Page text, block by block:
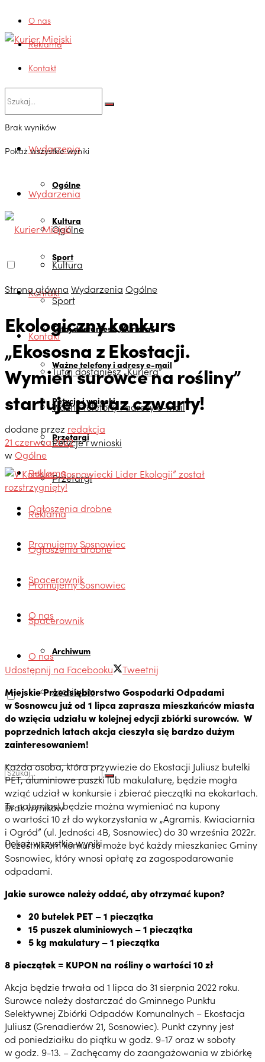
O nas
Reklama
Kontakt
Brak wyników
Pokaż wszystkie wyniki
Wydarzenia
Ogólne
Kultura
Sport
Kontakt
Tutaj dostaniesz „Kuriera”
Ważne telefony i adresy e-mail
Petycje i wnioski
Przetargi
Reklama
Ogłoszenia drobne
Promujemy Sosnowiec
Spacerownik
O nas
Archiwum
Wydarzenia
Ogólne
Kultura
Sport
Kontakt
Tutaj dostaniesz „Kuriera”
Ważne telefony i adresy e-mail
Petycje i wnioski
Przetargi
Reklama
Ogłoszenia drobne
Promujemy Sosnowiec
Spacerownik
O nas
Archiwum
Brak wyników
Pokaż wszystkie wyniki
Strona główna Wydarzenia Ogólne
Ekologiczny konkurs
„Ekososna z Ekostacji.
Wymień surowce na rośliny”
startuje po raz czwarty!
dodane przez redakcja
21 czerwca 2022
wOgólne
Udostępnij na Facebooku
Tweetnij
Miejskie Przedsiębiorstwo Gospodarki Odpadami
w Sosnowcu już od 1 lipca zaprasza mieszkańców miasta
do wzięcia udziału w kolejnej edycji zbiórki surowców. W
poprzednich latach akcja cieszyła się bardzo dużym
zainteresowaniem!
Każda osoba, która przywiezie do Ekostacji Juliusz butelki
PET, aluminiowe puszki lub makulaturę, będzie mogła
wziąć udział w konkursie i zbierać pieczątki na ekokartach.
Te natomiast będzie można wymieniać na kupony
o wartości 10 zł do wykorzystania w „Agramis. Kwiaciarnia
i Ogród” (ul. Jedności 4B, Sosnowiec) do 30 września 2022r.
Uczestnikiem konkursu może być każdy mieszkaniec Gminy
Sosnowiec, który wnosi opłatę za zagospodarowanie
odpadami.
Jakie surowce należy oddać, aby otrzymać kupon?
20 butelek PET – 1 pieczątka
15 puszek aluminiowych – 1 pieczątka
5 kg makulatury – 1 pieczątka
8 pieczątek = KUPON na rośliny o wartości 10 zł
Akcja będzie trwała od 1 lipca do 31 sierpnia 2022 roku.
Surowce należy dostarczać do Gminnego Punktu
Selektywnej Zbiórki Odpadów Komunalnych – Ekostacja
Juliusz (Grenadierów 21, Sosnowiec). Punkt czynny jest
od poniedziałku do piątku w godz. 9-17 oraz w soboty
w godz. 9-13. – Zachęcamy do zaangażowania w zbiórkę